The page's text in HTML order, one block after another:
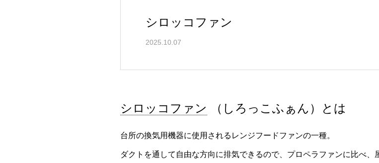
シロッコファン
2025.10.07
シロッコファン （しろっこふぁん）とは
台所の換気用機器に使用されるレンジフードファンの一種。
ダクトを通して自由な方向に排気できるので、プロペラファンに比べ